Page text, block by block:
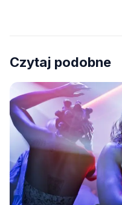
Czytaj podobne